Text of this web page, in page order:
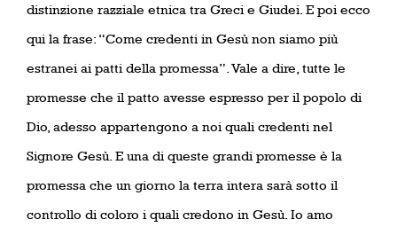
distinzione razziale etnica tra Greci e Giudei. E poi ecco
qui la frase: “Come credenti in Gesù non siamo più
estranei ai patti della promessa”. Vale a dire, tutte le
promesse che il patto avesse espresso per il popolo di
Dio, adesso appartengono a noi quali credenti nel
Signore Gesù. E una di queste grandi promesse è la
promessa che un giorno la terra intera sarà sotto il
controllo di coloro i quali credono in Gesù. Io amo